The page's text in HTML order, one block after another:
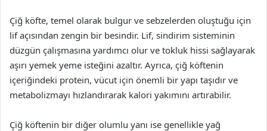
Çiğ köfte, temel olarak bulgur ve sebzelerden oluştuğu için
lif açısından zengin bir besindir. Lif, sindirim sisteminin
düzgün çalışmasına yardımcı olur ve tokluk hissi sağlayarak
aşırı yemek yeme isteğini azaltır. Ayrıca, çiğ köftenin
içeriğindeki protein, vücut için önemli bir yapı taşıdır ve
metabolizmayı hızlandırarak kalori yakımını artırabilir.
Çiğ köftenin bir diğer olumlu yanı ise genellikle yağ